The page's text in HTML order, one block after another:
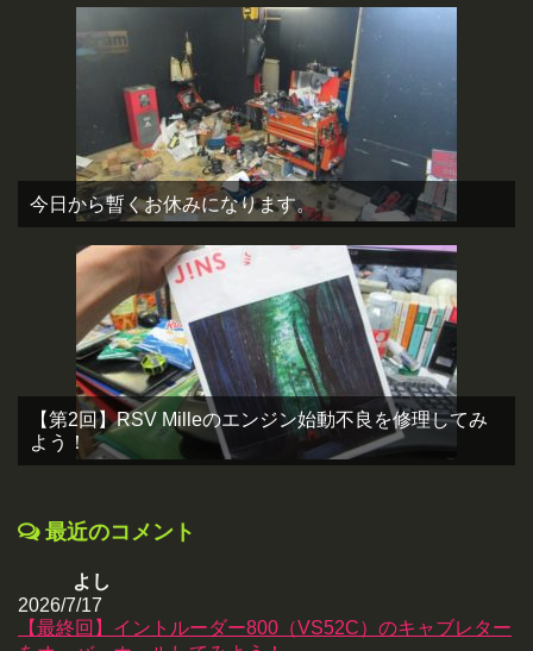
今日から暫くお休みになります。
【第2回】RSV Milleのエンジン始動不良を修理してみ
よう！
最近のコメント
よし
2026/7/17
【最終回】イントルーダー800（VS52C）のキャブレター